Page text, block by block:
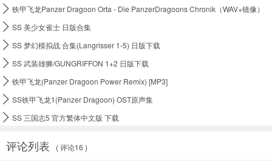
 铁甲飞龙Panzer Dragoon Orta - Die PanzerDragoons Chronik（WAV+镜像）
 SS 美少女雀士 日版合集
 SS 梦幻模拟战 合集(Langrisser 1-5) 日版下载
 SS 武装雄狮/GUNGRIFFON 1+2 日版下载
 铁甲飞龙(Panzer Dragoon Power Remix) [MP3]
 SS铁甲飞龙1(Panzer Dragoon) OST原声集
 SS 三国志5 官方繁体中文版 下载
评论列表 ( 评论16 )